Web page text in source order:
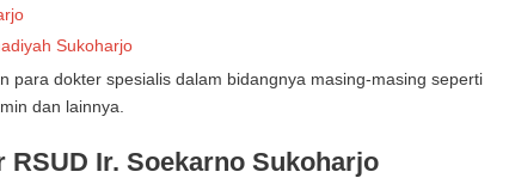
Sukoharjo
para dokter spesialis dalam bidangnya masing-masing seperti
dan lainnya.
RSUD Ir. Soekarno Sukoharjo